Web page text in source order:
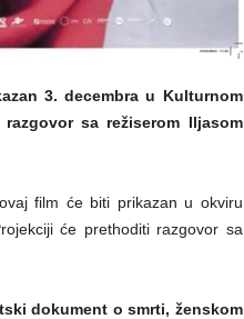
3. decembra u Kulturnom
sa režiserom Iljasom
film će biti prikazan u okviru
će prethoditi razgovor sa
dokument o smrti, ženskom